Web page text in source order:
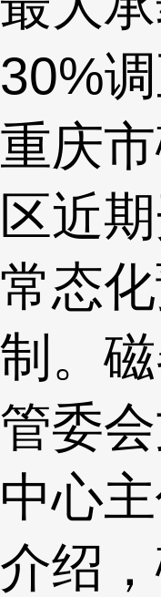
30%调
重庆
区近
常态
制。
管委
中心
介绍